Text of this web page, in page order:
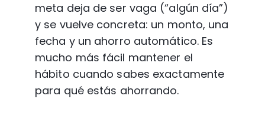
meta deja de ser vaga (“algún día”)
y se vuelve concreta: un monto, una
fecha y un ahorro automático. Es
mucho más fácil mantener el
hábito cuando sabes exactamente
para qué estás ahorrando.